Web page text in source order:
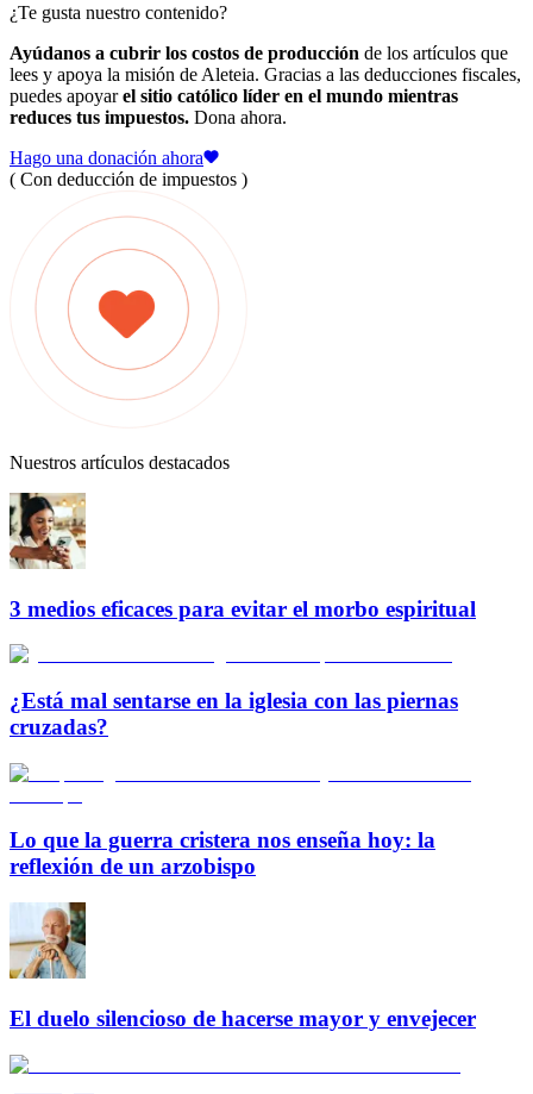
¿Te gusta nuestro contenido?
Ayúdanos a cubrir los costos de producción de los artículos que
lees y apoya la misión de Aleteia. Gracias a las deducciones fiscales,
puedes apoyarel sitio católico líder en el mundo mientras
reduces tus impuestos. Dona ahora.
Hago una donación ahora
( Con deducción de impuestos )
Nuestros artículos destacados
3 medios eficaces para evitar el morbo espiritual
¿Está mal sentarse en la iglesia con las piernas
cruzadas?
Lo que la guerra cristera nos enseña hoy: la
reflexión de un arzobispo
El duelo silencioso de hacerse mayor y envejecer